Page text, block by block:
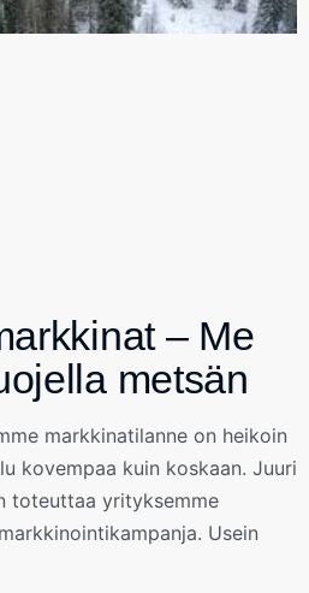
– Me
metsän
markkinatilanne on heikoin
kovempaa kuin koskaan. Juuri
toteuttaa yrityksemme
Usein